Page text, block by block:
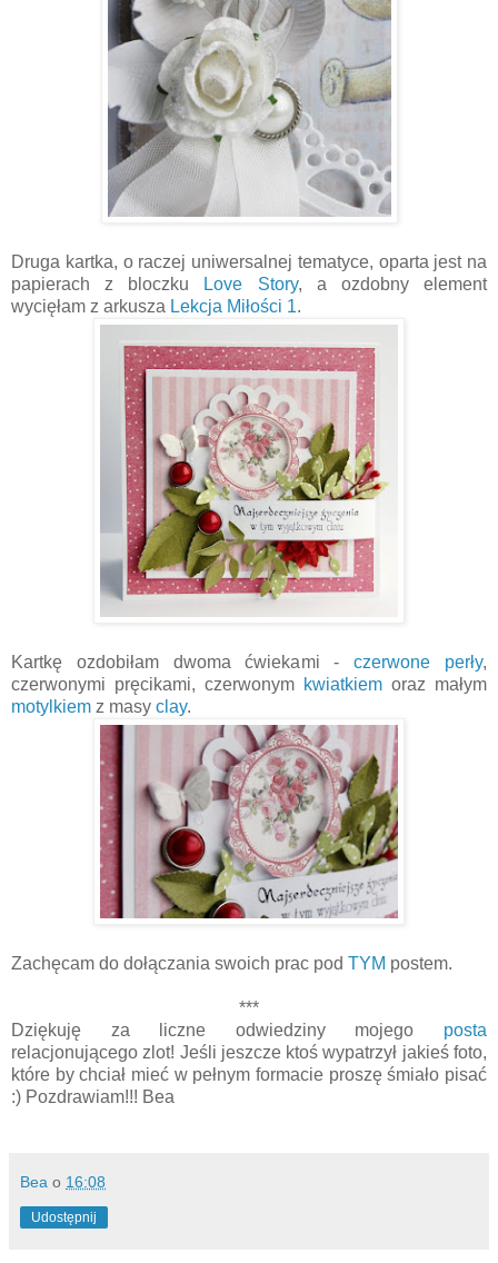
Druga kartka, o raczej uniwersalnej tematyce, oparta jest na
papierach z bloczku
Love Story, a ozdobny element
wycięłam z arkusza Lekcja Miłości 1.
Kartkę ozdobiłam dwoma ćwiekami -czerwone perły,
czerwonymi pręcikami, czerwonym kwiatkiem oraz małym
motylkiem z masy clay.
Zachęcam do dołączania swoich prac pod TYM postem.
***
Dziękuję za liczne odwiedziny mojego posta
relacjonującego zlot! Jeśli jeszcze ktoś wypatrzył jakieś foto,
które by chciał mieć w pełnym formacie proszę śmiało pisać
:) Pozdrawiam!!! Bea
Bea o 16:08
Udostępnij